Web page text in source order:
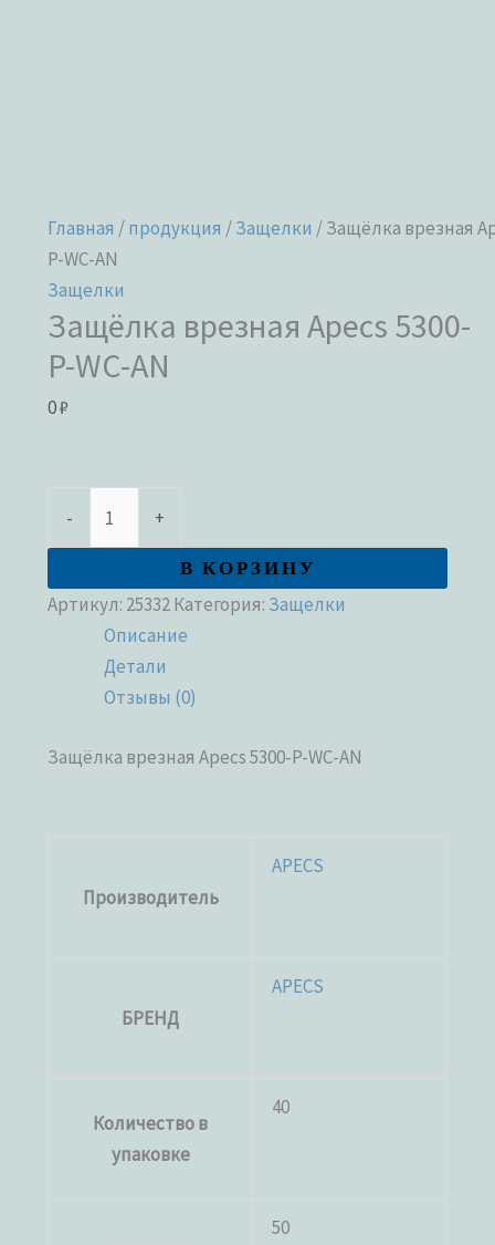
Главная /продукция /Защелки / Защёлка врезная
P-WC-AN
Защелки
Защёлка врезная Apecs 5300-
P-WC-AN
0₽
- +
В КОРЗИНУ
Артикул: 25332Категория: Защелки
Описание
Детали
Отзывы (0)
Защёлка врезная Apecs 5300-P-WC-AN
Производитель
APECS
БРЕНД
APECS
Количество в
упаковке
40
50